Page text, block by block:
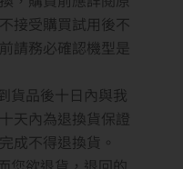
接受購買試用後不
請務必確認機型是
貨品後十日內與我
天內為退換貨保證
成不得退換貨。